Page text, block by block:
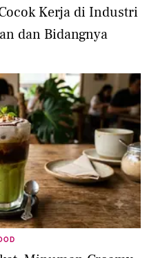
Kerja di Industri
dan Bidangnya